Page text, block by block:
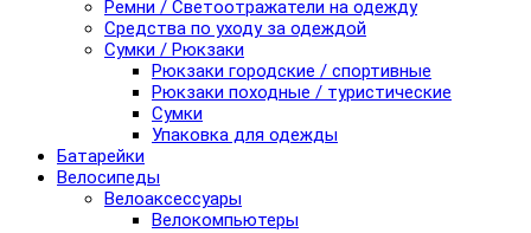
Ремни / Светоотражатели на одежду
Средства по уходу за одеждой
Сумки / Рюкзаки
Рюкзаки городские / спортивные
Рюкзаки походные / туристические
Сумки
Упаковка для одежды
Батарейки
Велосипеды
Велоаксессуары
Велокомпьютеры